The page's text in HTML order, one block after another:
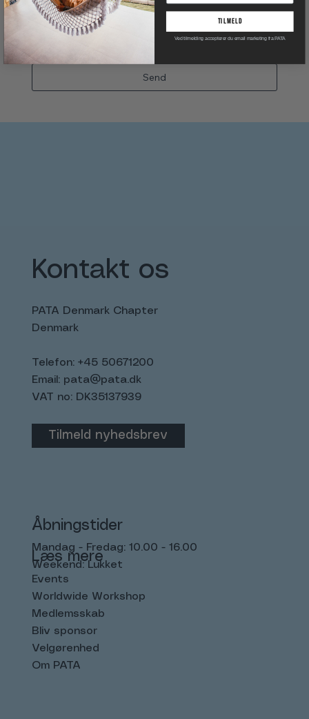
Send
Kontakt os
PATA Denmark Chapter
Denmark
Telefon: +45 50671200
Email: pata@pata.dk
VAT no: DK35137939
Tilmeld nyhedsbrev
Åbningstider
Mandag - Fredag: 10.00 - 16.00
Weekend: Lukket
Læs mere
Events
Worldwide Workshop
Medlemsskab
Bliv sponsor
Velgørenhed
Om PATA
tilmeld
Ved tilmelding accepterer du email marketing fra PATA